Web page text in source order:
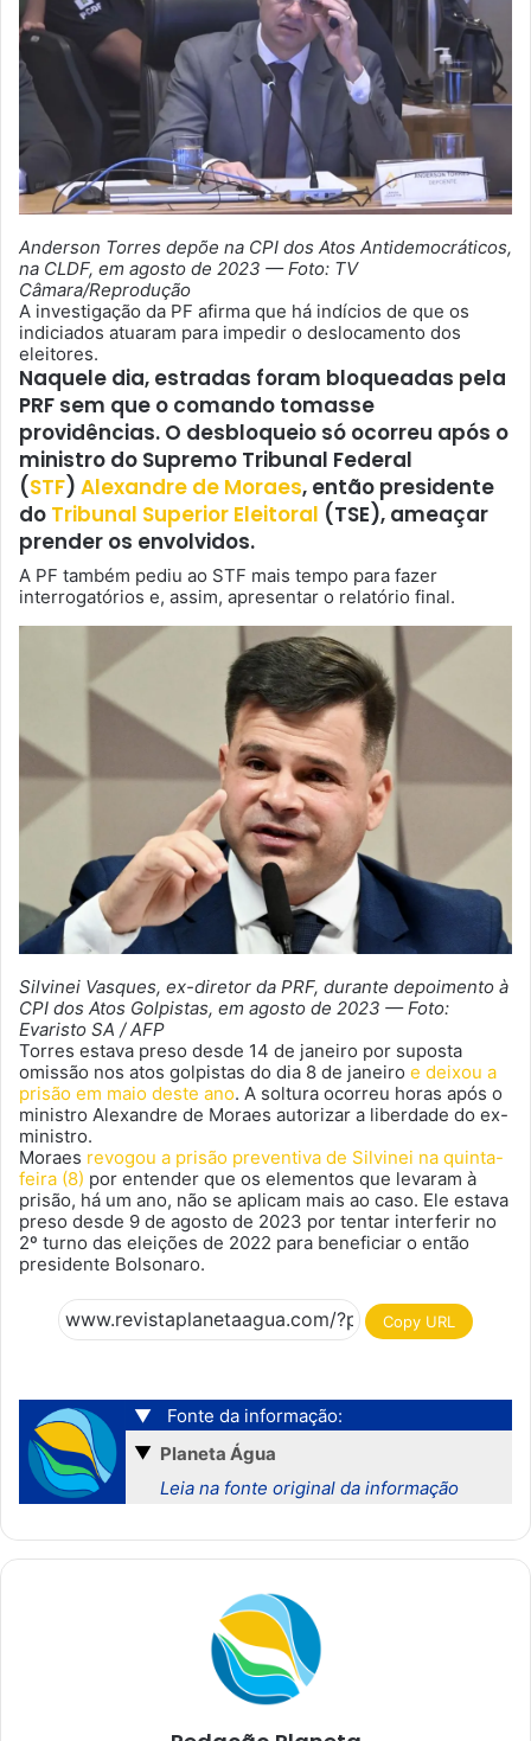
Anderson Torres depõe na CPI dos Atos Antidemocráticos,
na CLDF, em agosto de 2023 — Foto: TV
Câmara/Reprodução
A investigação da PF afirma que há indícios de que os
indiciados atuaram para impedir o deslocamento dos
eleitores.
Naquele dia, estradas foram bloqueadas pela
PRF sem que o comando tomasse
providências. O desbloqueio só ocorreu após o
ministro do Supremo Tribunal Federal
(STF) Alexandre de Moraes, então presidente
do Tribunal Superior Eleitoral (TSE), ameaçar
prender os envolvidos.
A PF também pediu ao STF mais tempo para fazer
interrogatórios e, assim, apresentar o relatório final.
Silvinei Vasques, ex-diretor da PRF, durante depoimento à
CPI dos Atos Golpistas, em agosto de 2023 — Foto:
Evaristo SA / AFP
Torres estava preso desde 14 de janeiro por suposta
omissão nos atos golpistas do dia 8 de janeiro e deixou a
prisão em maio deste ano. A soltura ocorreu horas após o
ministro Alexandre de Moraes autorizar a liberdade do ex-
ministro.
Moraes revogou a prisão preventiva de Silvinei na quinta-
feira (8) por entender que os elementos que levaram à
prisão, há um ano, não se aplicam mais ao caso. Ele estava
preso desde 9 de agosto de 2023 por tentar interferir no
2º turno das eleições de 2022 para beneficiar o então
presidente Bolsonaro.
Copy URL
▼
Fonte da informação:
▼ Planeta Água
Leia na fonte original da informação